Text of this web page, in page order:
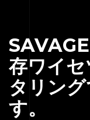
存ワイ
タリン
す。